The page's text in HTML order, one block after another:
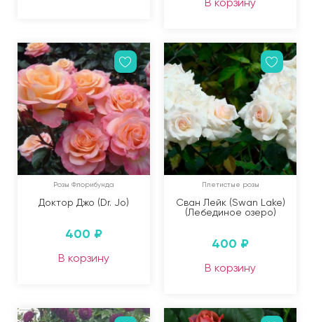
Розы Флорибунда
Доктор Джо (Dr. Jo)
400 ₽
В корзину
Плетистые розы
Сван Лейк (Swan Lake)
(Лебединое озеро)
400 ₽
В корзину